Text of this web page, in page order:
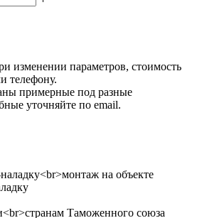
изменении параметров, стоимость
телефону.
примерные под разные
уточняйте по email.